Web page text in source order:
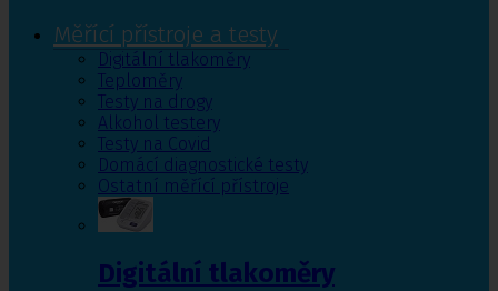
Měřící přístroje a testy
Digitální tlakoměry
Teploměry
Testy na drogy
Alkohol testery
Testy na Covid
Domácí diagnostické testy
Ostatní měřící přístroje
Digitální tlakoměry